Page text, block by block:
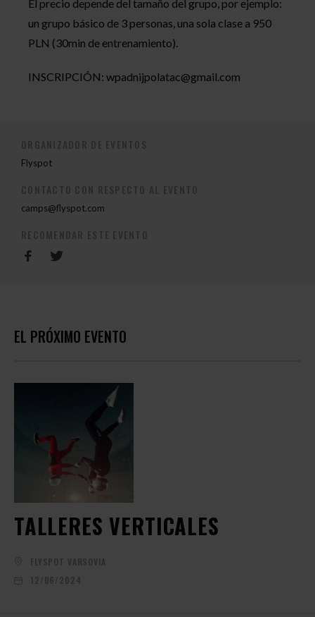
El precio depende del tamaño del grupo, por ejemplo:
un grupo básico de 3 personas, una sola clase a 950
PLN (30min de entrenamiento).
INSCRIPCIÓN: wpadnijpolatac@gmail.com
Flyspot
camps@flyspot.com
EL PRÓXIMO EVENTO
TALLERES VERTICALES
FLYSPOT VARSOVIA
12/06/2024